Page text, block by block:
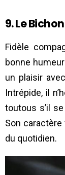
9. Le
Fidèle
bonne
un plaisir
Intrépide, il
toutous s’il
Son
du quotidien.